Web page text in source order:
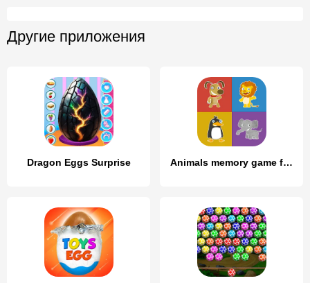
Другие приложения
Dragon Eggs Surprise Animals memory game for kids